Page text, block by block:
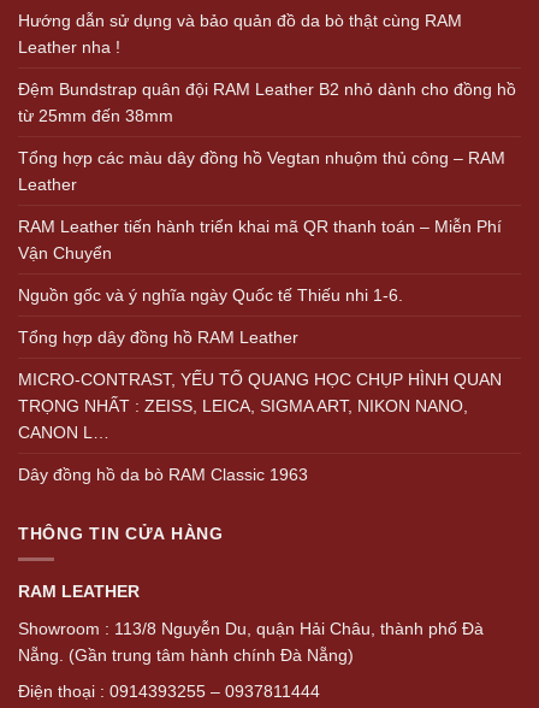
Hướng dẫn sử dụng và bảo quản đồ da bò thật cùng RAM
Leather nha !
Đệm Bundstrap quân đội RAM Leather B2 nhỏ dành cho đồng hồ
từ 25mm đến 38mm
Tổng hợp các màu dây đồng hồ Vegtan nhuộm thủ công – RAM
Leather
RAM Leather tiến hành triển khai mã QR thanh toán – Miễn Phí
Vận Chuyển
Nguồn gốc và ý nghĩa ngày Quốc tế Thiếu nhi 1-6.
Tổng hợp dây đồng hồ RAM Leather
MICRO-CONTRAST, YẾU TỐ QUANG HỌC CHỤP HÌNH QUAN
TRỌNG NHẤT : ZEISS, LEICA, SIGMA ART, NIKON NANO,
CANON L…
Dây đồng hồ da bò RAM Classic 1963
THÔNG TIN CỬA HÀNG
RAM LEATHER
Showroom : 113/8 Nguyễn Du, quận Hải Châu, thành phố Đà
Nẵng. (Gần trung tâm hành chính Đà Nẵng)
Điện thoại : 0914393255 – 0937811444